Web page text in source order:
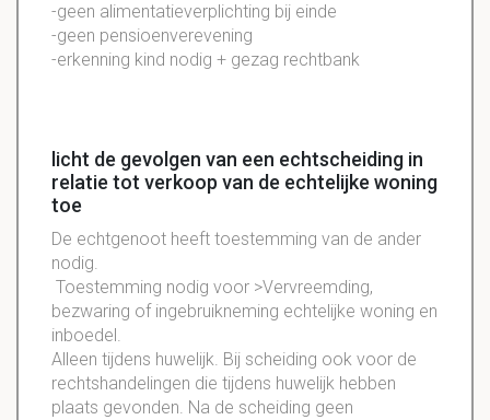
-geen alimentatieverplichting bij einde
-geen pensioenverevening
-erkenning kind nodig + gezag rechtbank
licht de gevolgen van een echtscheiding in
relatie tot verkoop van de echtelijke woning
toe
De echtgenoot heeft toestemming van de ander
nodig.
Toestemming nodig voor >Vervreemding,
bezwaring of ingebruikneming echtelijke woning en
inboedel .
Alleen tijdens huwelijk. Bij scheiding ook voor de
rechtshandelingen die tijdens huwelijk hebben
plaats gevonden. Na de scheiding geen